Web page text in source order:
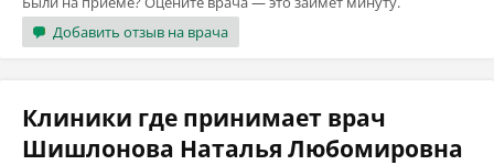
Добавить отзыв на врача
Клиники где принимает врач
Шишлонова Наталья Любомировна